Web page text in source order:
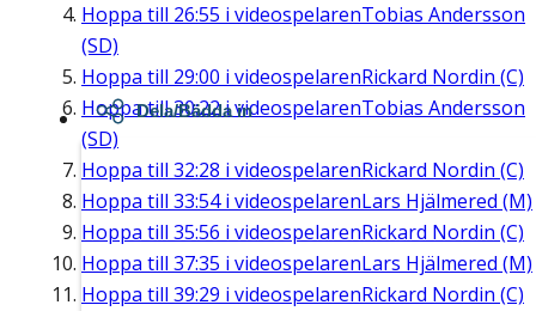
Hoppa till 26:55 i videospelarenTobias Andersson
(SD)
Hoppa till 29:00 i videospelarenRickard Nordin (C)
Hoppa till30:22i videospelarenTobias Andersson
(SD)
Hoppa till 32:28 i videospelarenRickard Nordin (C)
Hoppa till 33:54i videospelarenLars Hjälmered (M)
Hoppa till 35:56 i videospelarenRickard Nordin (C)
Hoppa till 37:35 i videospelarenLars Hjälmered (M)
Hoppa till 39:29 i videospelarenRickard Nordin (C)
Dela/Bädda in